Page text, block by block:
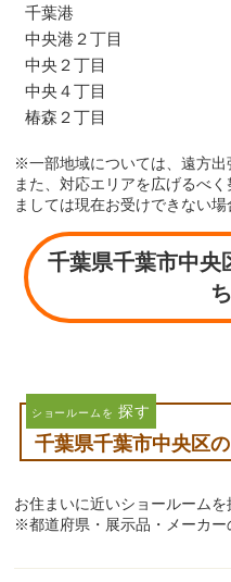
千葉港
中央港２丁目
中央２丁目
中央４丁目
椿森２丁目
※一部地域については、遠方出
また、対応エリアを広げるべ
ましては現在お受けできない場
千葉県千葉市中央
ショールームを 探す
千葉県千葉市中央区
お住まいに近いショールームを
※都道府県・展示品・メーカー